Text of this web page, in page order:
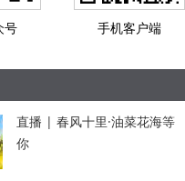
号 手机客户端
直播 | 春风十里·油菜花海等
你